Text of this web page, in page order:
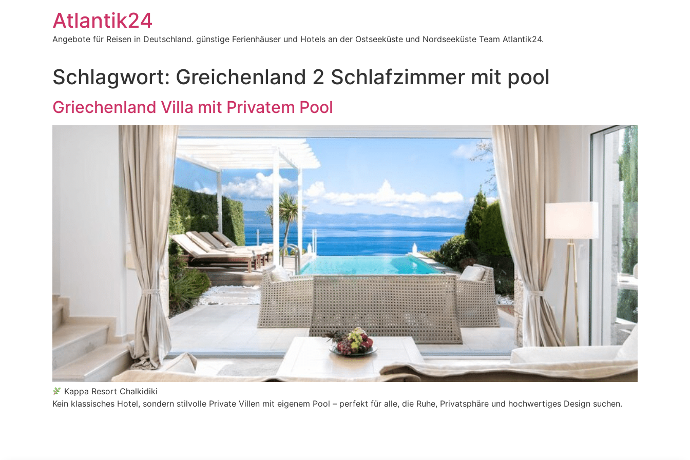
Atlantik24
Angebote für Reisen in Deutschland. günstige Ferienhäuser und Hotels an der Ostseeküste und Nordseeküste Team Atlantik24.
Schlagwort: Greichenland 2 Schlafzimmer mit pool
Griechenland Villa mit Privatem Pool
Kappa Resort Chalkidiki
Kein klassisches Hotel, sondern stilvolle Private Villen mit eigenem Pool – perfekt für alle, die Ruhe, Privatsphäre und hochwertiges Design suchen.